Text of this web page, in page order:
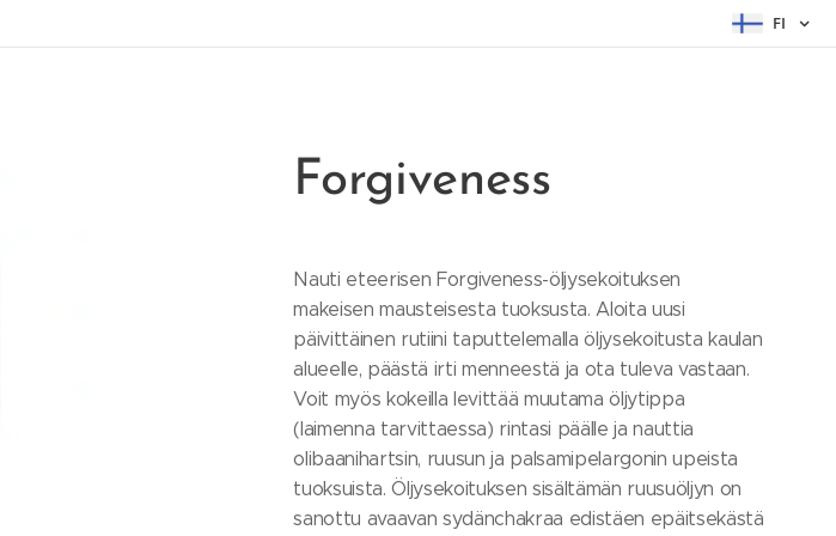
FI
Forgiveness
Nauti eteerisen Forgiveness-öljysekoituksen
makeisen mausteisesta tuoksusta. Aloita uusi
päivittäinen rutiini taputtelemalla öljysekoitusta kaulan
alueelle, päästä irti menneestä ja ota tuleva vastaan.
Voit myös kokeilla levittää muutama öljytippa
(laimenna tarvittaessa) rintasi päälle ja nauttia
olibaanihartsin, ruusun ja palsamipelargonin upeista
tuoksuista. Öljysekoituksen sisältämän ruusuöljyn on
sanottu avaavan sydänchakraa edistäen epäitsekästä